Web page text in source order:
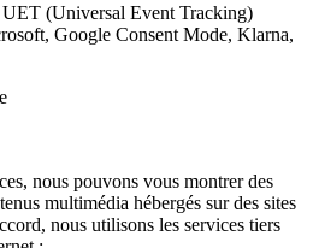
(Universal Event Tracking)
Google Consent Mode, Klarna,
nous pouvons vous montrer des
multimédia hébergés sur des sites
nous utilisons les services tiers